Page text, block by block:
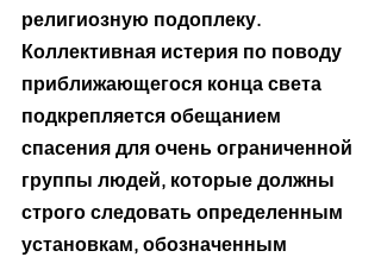
религиозную подоплеку.
Коллективная истерия по поводу
приближающегося конца света
подкрепляется обещанием
спасения для очень ограниченной
группы людей, которые должны
строго следовать определенным
установкам, обозначенным